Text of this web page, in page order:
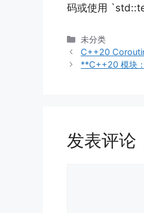
码或使用
分
类
未分类
C++20
**C++20 模块
发表评论